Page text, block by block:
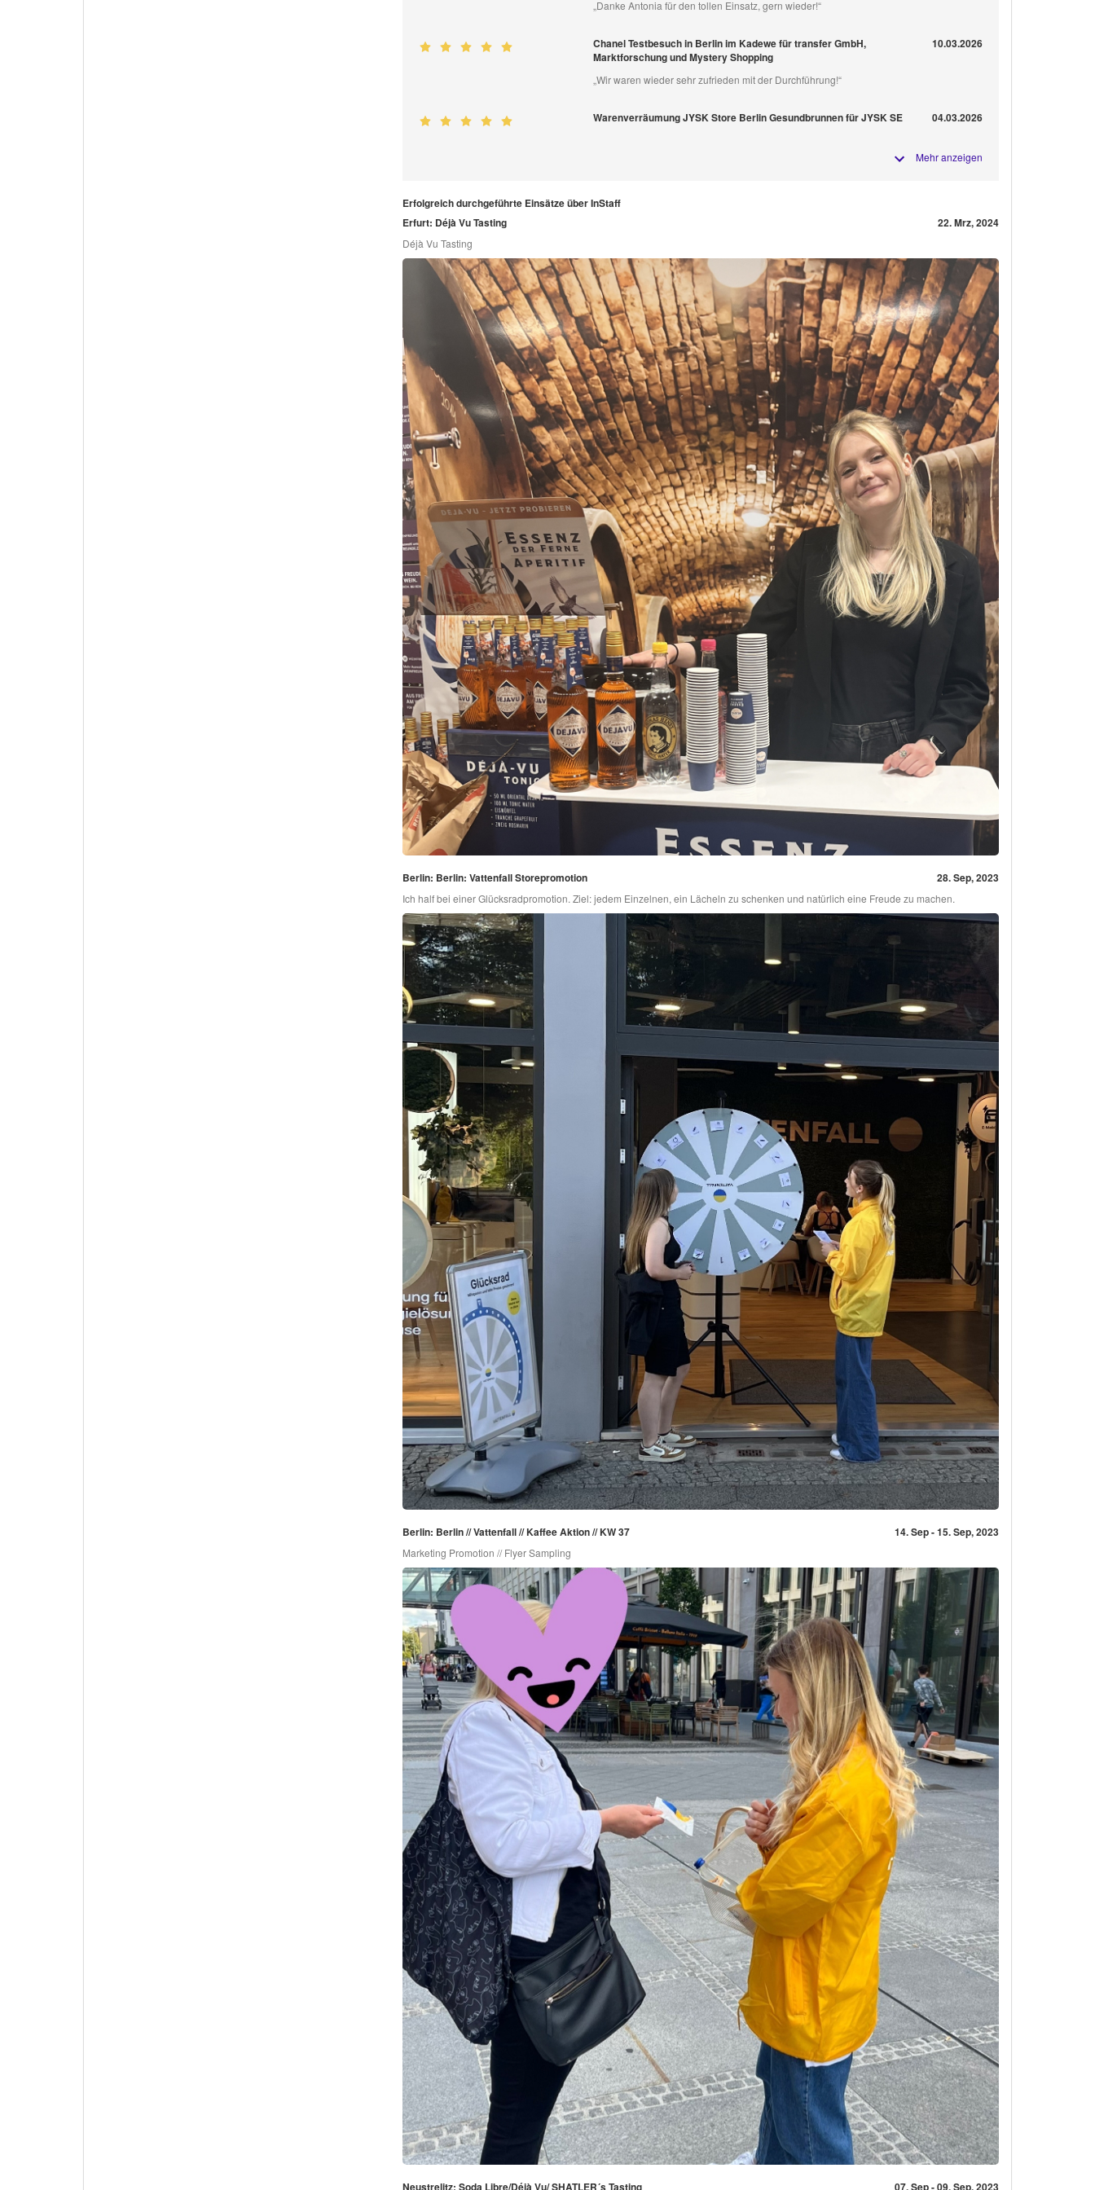
„Danke Antonia für den tollen Einsatz, gern wieder!“
Chanel Testbesuch in Berlin im Kadewe für transfer GmbH,
Marktforschung und Mystery Shopping
10.03.2026
„Wir waren wieder sehr zufrieden mit der Durchführung!“
Warenverräumung JYSK Store Berlin Gesundbrunnen für JYSK SE 04.03.2026
Mehr anzeigen
Erfolgreich durchgeführte Einsätze über InStaff
Erfurt: Déjà Vu Tasting
22. Mrz, 2024
Déjà Vu Tasting
Berlin: Berlin: Vattenfall Storepromotion 28. Sep, 2023
Ich half bei einer Glücksradpromotion. Ziel: jedem Einzelnen, ein Lächeln zu schenken und natürlich eine Freude zu machen.
Berlin: Berlin // Vattenfall // Kaffee Aktion // KW 37 14. Sep - 15. Sep, 2023
Marketing Promotion // Flyer Sampling
Neustrelitz: Soda Libre/Déjà Vu/ SHATLER´s Tasting 07. Sep - 09. Sep, 2023